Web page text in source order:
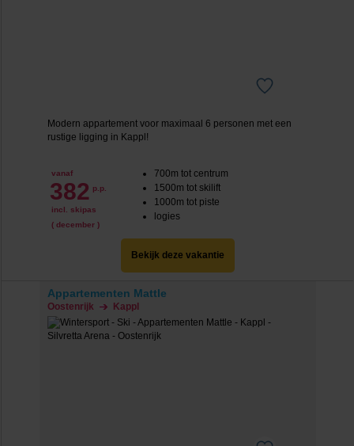
Modern appartement voor maximaal 6 personen met een
rustige ligging in Kappl!
vanaf
382 p.p.
incl. skipas
( december )
700m tot centrum
1500m tot skilift
1000m tot piste
logies
Bekijk deze vakantie
Appartementen Mattle
Oostenrijk Kappl